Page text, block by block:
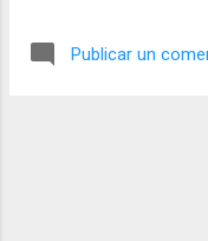
Publicar un